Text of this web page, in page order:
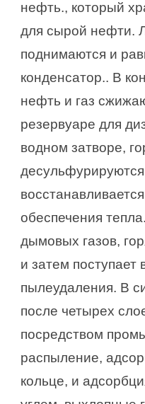
нефть., который
для сырой нефти.
поднимаются и
конденсатор.. В
нефть и газ
резервуаре для
водном затворе,
обеспечения
дымовых газов,
и затем поступает
пылеудаления. В
после четырех
посредством
распыление,
кольце, и